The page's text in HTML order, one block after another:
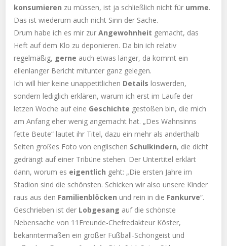
konsumieren zu müssen, ist ja schließlich nicht für umme.
Das ist wiederum auch nicht Sinn der Sache.
Drum habe ich es mir zurAngewohnheit gemacht, das
Heft auf dem Klo zu deponieren. Da bin ich relativ
regelmäßig, gerne auch etwas länger, da kommt ein
ellenlanger Bericht mitunter ganz gelegen.
Ich will hier keine unappetitlichen Detailsloswerden,
sondern lediglich erklären, warum ich erst im Laufe der
letzen Woche auf eine Geschichte gestoßen bin, die mich
am Anfang eher wenig angemacht hat. „Des Wahnsinns
fette Beute“ lautet ihr Titel, dazu ein mehr als anderthalb
Seiten großes Foto von englischen Schulkindern, die dicht
gedrängt auf einer Tribüne stehen. Der Untertitel erklärt
dann, worum es eigentlich geht: „Die ersten Jahre im
Stadion sind die schönsten. Schicken wir also unsere Kinder
raus aus den Familienblöckenund rein in die Fankurve“.
Geschrieben ist der Lobgesang auf die schönste
Nebensache von 11Freunde-Chefredakteur Köster,
bekanntermaßen ein großer Fußball-Schöngeist und